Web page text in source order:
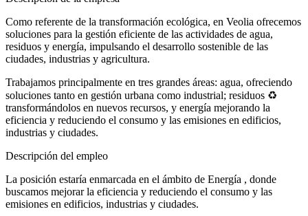
Como referente de la transformación ecológica, en Veolia ofrecemos
soluciones para la gestión eficiente de las actividades de agua,
residuos y energía, impulsando el desarrollo sostenible de las
ciudades, industrias y agricultura.
Trabajamos principalmente en tres grandes áreas: agua, ofreciendo
soluciones tanto en gestión urbana como industrial; residuos ♻
transformándolos en nuevos recursos, y energía mejorando la
eficiencia y reduciendo el consumo y las emisiones en edificios,
industrias y ciudades.
Descripción del empleo
La posición estaría enmarcada en el ámbito de Energía , donde
buscamos mejorar la eficiencia y reduciendo el consumo y las
emisiones en edificios, industrias y ciudades.